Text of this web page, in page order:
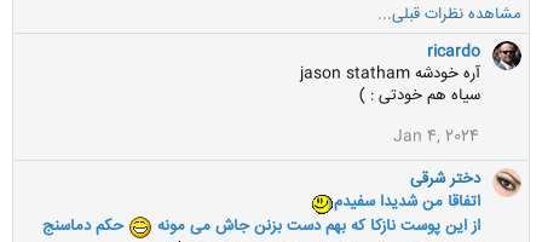
ک
ن
ش
مشاهده نظرات قبلی...
ricardo
آره خودشه jason statham
سیاه هم خودتی : )
Jan 4, 2024
دختر شرقی
اتفاقا من شدیدا سفیدم
از این پوست نازکا که بهم دست بزنن جاش می مونه
حکم دماسنج